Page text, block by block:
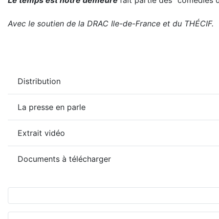
Avec le soutien de la DRAC Ile-de-France et du THÉCIF.
Distribution
La presse en parle
Extrait vidéo
Documents à télécharger